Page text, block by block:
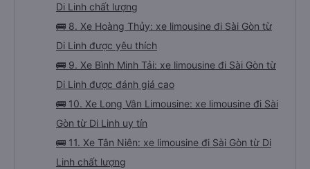
Di Linh chất lượng
🚌 8. Xe Hoàng Thủy: xe limousine đi Sài Gòn từ
Di Linh được yêu thích
🚌 9. Xe Bình Minh Tải: xe limousine đi Sài Gòn từ
Di Linh được đánh giá cao
🚌 10. Xe Long Vân Limousine: xe limousine đi Sài
Gòn từ Di Linh uy tín
🚌 11. Xe Tân Niên: xe limousine đi Sài Gòn từ Di
Linh chất lượng